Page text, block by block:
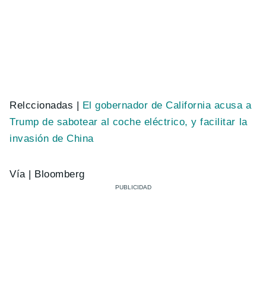
Relccionadas |
El gobernador de California acusa a
Trump de sabotear al coche eléctrico, y facilitar la
invasión de China
Vía | Bloomberg